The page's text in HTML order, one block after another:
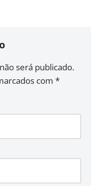
será publicado.
com *